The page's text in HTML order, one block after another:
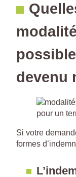
devenu
Si votre
formes